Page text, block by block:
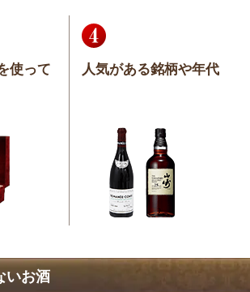
使って
人気がある銘柄や年代
いお酒